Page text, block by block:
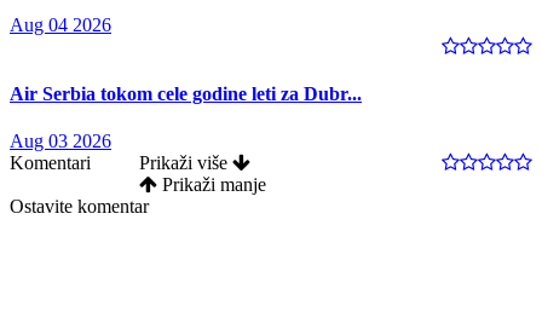
Aug 04 2026
Air Serbia tokom cele godine leti za Dubr...
Aug 03 2026
Komentari
Prikaži više
Prikaži manje
Ostavite komentar